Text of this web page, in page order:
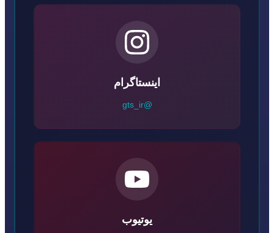
اینستاگرام
@gts_ir
یوتیوب